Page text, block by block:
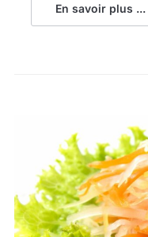
En savoir plus ...